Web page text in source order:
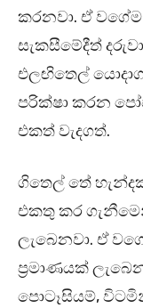
කරනවා. ඒ
සැකසීමේදීත්
එලඟිතෙල්
පරික්ෂා කරන
එකත් වැදගත්.
ගිතෙල් තේ
එකතු කර
ලැබෙනවා. ඒ
ප්‍රමාණයක්
පොටෑසියම්,